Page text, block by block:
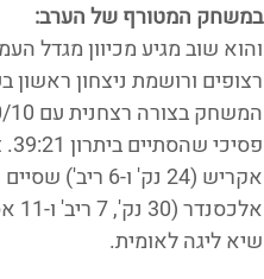
במשחק המטורף של הערב:
רצופים ורושמת ניצחון
שיא ליגה לאומית.